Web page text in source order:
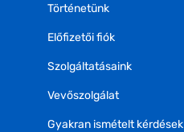
Történetünk
Előfizetői fiók
Szolgáltatásaink
Vevőszolgálat
Gyakran ismételt kérdések